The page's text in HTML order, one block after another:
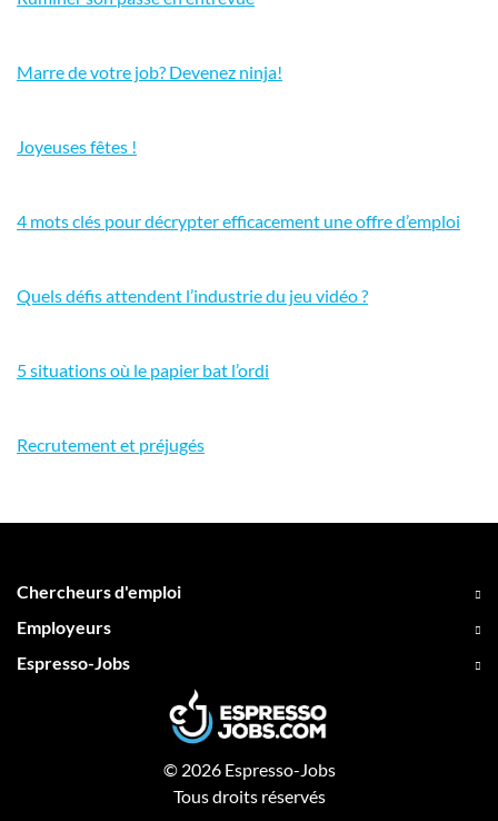
Marre de votre job? Devenez ninja!
Joyeuses fêtes !
4 mots clés pour décrypter efficacement une offre d’emploi
Quels défis attendent l’industrie du jeu vidéo ?
5 situations où le papier bat l’ordi
Recrutement et préjugés
Chercheurs d'emploi
Employeurs
Espresso-Jobs
© 2026 Espresso-Jobs
Tous droits réservés